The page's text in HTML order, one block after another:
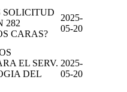
SOLICITUD
282
CARAS?
2025-
05-20
EL SERV.
DEL
2025-
05-20